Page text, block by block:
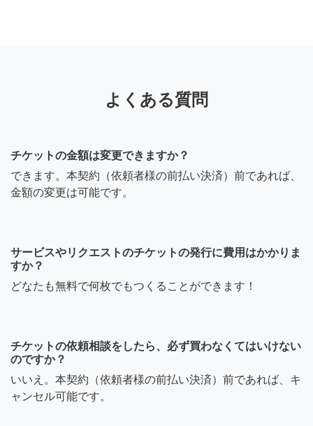
よくある質問
チケットの金額は変更できますか？
できます。本契約（依頼者様の前払い決済）前であれば、
金額の変更は可能です。
サービスやリクエストのチケットの発行に費用はかかりま
すか？
どなたも無料で何枚でもつくることができます！
チケットの依頼相談をしたら、必ず買わなくてはいけない
のですか？
いいえ。本契約（依頼者様の前払い決済）前であれば、キ
ャンセル可能です。